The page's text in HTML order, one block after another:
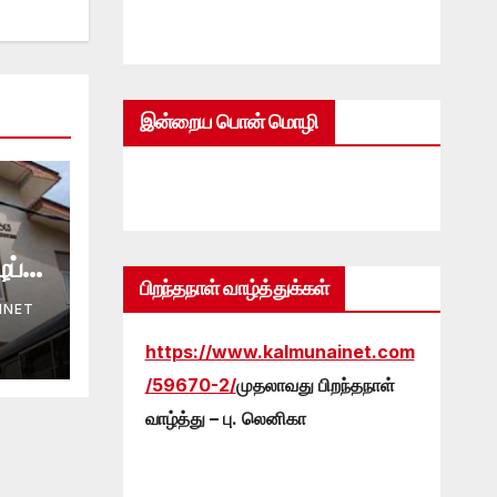
இன்றைய பொன் மொழி
பிறந்தநாள் வாழ்த்துக்கள்
https://www.kalmunainet.com
/59670-2/முதலாவது பிறந்தநாள்
வாழ்த்து – பு. லெனிகா